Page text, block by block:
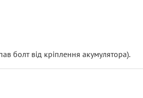
болт від кріплення акумулятора).